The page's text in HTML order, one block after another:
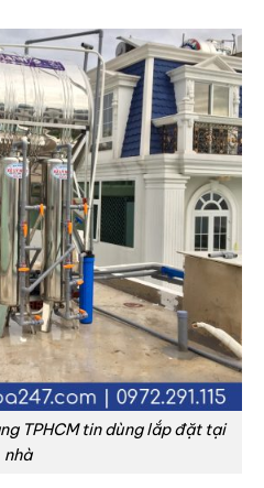
TPHCM tin dùng lắp đặt tại
nhà